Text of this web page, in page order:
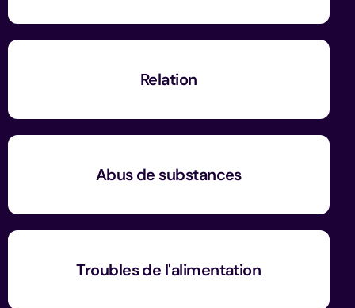
Relation
Abus de substances
Troubles de l'alimentation